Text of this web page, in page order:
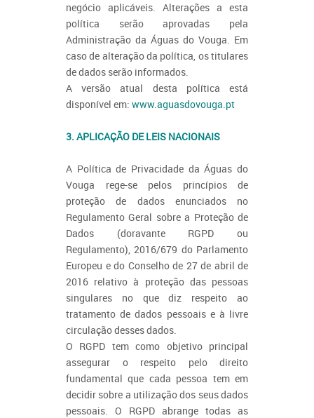
negócio aplicáveis. Alterações a esta
política serão aprovadas pela
Administração da Águas do Vouga. Em
caso de alteração da política, os titulares
de dados serão informados.
A versão atual desta política está
disponível em: www.aguasdovouga.pt
3. APLICAÇÃO DE LEIS NACIONAIS
A Política de Privacidade da Águas do
Vouga rege-se pelos princípios de
proteção de dados enunciados no
Regulamento Geral sobre a Proteção de
Dados (doravante RGPD ou
Regulamento), 2016/679 do Parlamento
Europeu e do Conselho de 27 de abril de
2016 relativo à proteção das pessoas
singulares no que diz respeito ao
tratamento de dados pessoais e à livre
circulação desses dados.
O RGPD tem como objetivo principal
assegurar o respeito pelo direito
fundamental que cada pessoa tem em
decidir sobre a utilização dos seus dados
pessoais. O RGPD abrange todas as